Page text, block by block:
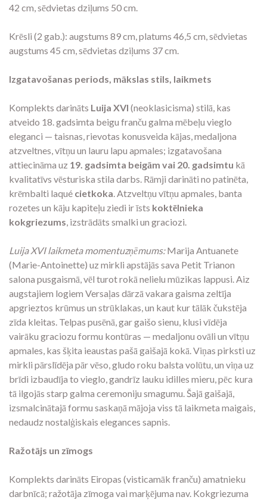
42 cm, sēdvietas dziļums 50 cm.
Krēsli (2 gab.): augstums 89 cm, platums 46,5 cm, sēdvietas
augstums 45 cm, sēdvietas dziļums 37 cm.
Izgatavošanas periods, mākslas stils, laikmets
Komplekts darināts Luija XVI (neoklasicisma) stilā, kas
atveido 18. gadsimta beigu franču galma mēbeļu vieglo
eleganci — taisnas, rievotas konusveida kājas, medaljona
atzveltnes, vītņu un lauru lapu apmales; izgatavošana
attiecināma uz 19. gadsimta beigām vai 20. gadsimtu kā
kvalitatīvs vēsturiska stila darbs. Rāmji darināti no patinēta,
krēmbalti laqué cietkoka. Atzveltņu vītņu apmales, banta
rozetes un kāju kapiteļu ziedi ir īsts koktēlnieka
kokgriezums, izstrādāts smalki un graciozi.
Luija XVI laikmeta momentuzņēmums:Marija Antuanete
(Marie-Antoinette) uz mirkli apstājās sava Petit Trianon
salona pusgaismā, vēl turot rokā nelielu mūzikas lappusi. Aiz
augstajiem logiem Versaļas dārzā vakara gaisma zeltīja
apgrieztos krūmus un strūklakas, un kaut kur tālāk čukstēja
zīda kleitas. Telpas pusēnā, gar gaišo sienu, klusi vīdēja
vairāku graciozu formu kontūras — medaljonu ovāli un vītņu
apmales, kas šķita ieaustas pašā gaišajā kokā. Viņas pirksti uz
mirkli pārslīdēja pār vēso, gludo roku balsta volūtu, un viņa uz
brīdi izbaudīja to vieglo, gandrīz lauku idilles mieru, pēc kura
tā ilgojās starp galma ceremoniju smagumu. Šajā gaišajā,
izsmalcinātajā formu saskaņā mājoja viss tā laikmeta maigais,
nedaudz nostalģiskais elegances sapnis.
Ražotājs un zīmogs
Komplekts darināts Eiropas (visticamāk franču) amatnieku
darbnīcā; ražotāja zīmoga vai marķējuma nav. Kokgriezuma